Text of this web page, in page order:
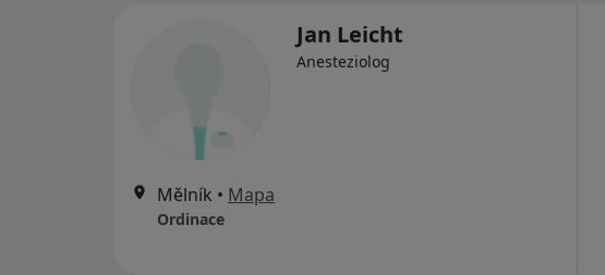
Jan Leicht
Anesteziolog
Mělník • Mapa
Ordinace